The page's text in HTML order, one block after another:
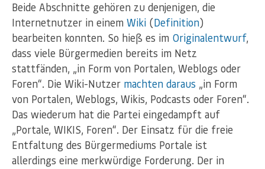
Beide Abschnitte gehören zu denjenigen, die
Internetnutzer in einem Wiki (Definition)
bearbeiten konnten. So hieß es im Originalentwurf,
dass viele Bürgermedien bereits im Netz
stattfänden, „in Form von Portalen, Weblogs oder
Foren“. Die Wiki-Nutzer machten daraus „in Form
von Portalen, Weblogs, Wikis, Podcasts oder Foren“.
Das wiederum hat die Partei eingedampft auf
„Portale, WIKIS, Foren“. Der Einsatz für die freie
Entfaltung des Bürgermediums Portale ist
allerdings eine merkwürdige Forderung. Der in